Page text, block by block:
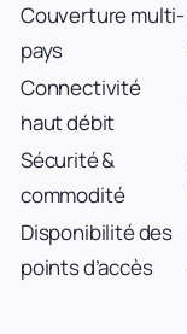
Couverture multi-
pays
Connectivité
haut débit
Sécurité &
commodité
Disponibilité des
points d’accès